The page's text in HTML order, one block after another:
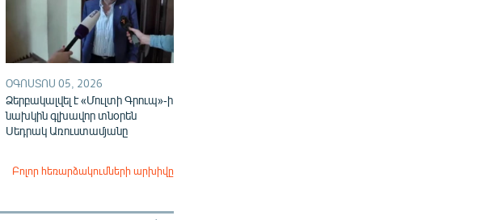
ՕԳՈՍՏՈՍ 05, 2026
Ձերբակալվել է «Մուլտի Գրուպ»-ի
նախկին գլխավոր տնօրեն
Սեդրակ Առուստամյանը
Բոլոր հեռարձակումների արխիվը